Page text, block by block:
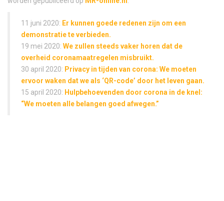
11 juni 2020: Er kunnen goede redenen zijn om een
demonstratie te verbieden.
19 mei 2020: We zullen steeds vaker horen dat de
overheid coronamaatregelen misbruikt.
30 april 2020: Privacy in tijden van corona: We moeten
ervoor waken dat we als ‘QR-code’ door het leven gaan.
15 april 2020: Hulpbehoevenden door corona in de knel:
“We moeten alle belangen goed afwegen.”